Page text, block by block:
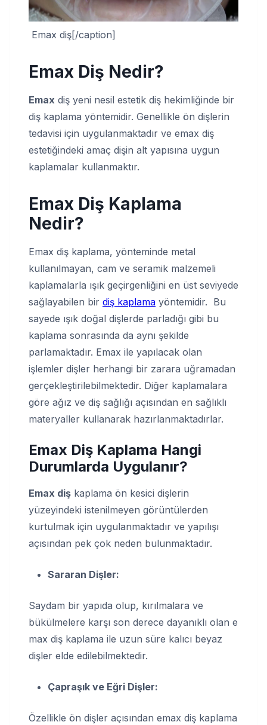
Emax diş[/caption]
Emax Diş Nedir?
Emax diş yeni nesil estetik diş hekimliğinde bir
diş kaplama yöntemidir. Genellikle ön dişlerin
tedavisi için uygulanmaktadır ve emax diş
estetiğindeki amaç dişin alt yapısına uygun
kaplamalar kullanmaktır.
Emax Diş Kaplama
Nedir?
Emax diş kaplama, yönteminde metal
kullanılmayan, cam ve seramik malzemeli
kaplamalarla ışık geçirgenliğini en üst seviyede
sağlayabilen bir diş kaplama yöntemidir. Bu
sayede ışık doğal dişlerde parladığı gibi bu
kaplama sonrasında da aynı şekilde
parlamaktadır. Emax ile yapılacak olan
işlemler dişler herhangi bir zarara uğramadan
gerçekleştirilebilmektedir. Diğer kaplamalara
göre ağız ve diş sağlığı açısından en sağlıklı
materyaller kullanarak hazırlanmaktadırlar.
Emax Diş Kaplama Hangi
Durumlarda Uygulanır?
Emax diş kaplama ön kesici dişlerin
yüzeyindeki istenilmeyen görüntülerden
kurtulmak için uygulanmaktadır ve yapılışı
açısından pek çok neden bulunmaktadır.
Sararan Dişler:
Saydam bir yapıda olup, kırılmalara ve
bükülmelere karşı son derece dayanıklı olan e
max diş kaplama ile uzun süre kalıcı beyaz
dişler elde edilebilmektedir.
Çapraşık ve Eğri Dişler:
Özellikle ön dişler açısından emax diş kaplama